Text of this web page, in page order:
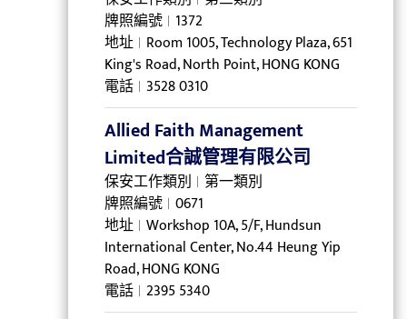
牌照編號 1372
地址 Room 1005, Technology Plaza, 651
King's Road, North Point, HONG KONG
電話 3528 0310
Allied Faith Management
Limited合誠管理有限公司
保安工作類別 第一類別
牌照編號 0671
地址 Workshop 10A, 5/F, Hundsun
International Center, No.44 Heung Yip
Road, HONG KONG
電話 2395 5340